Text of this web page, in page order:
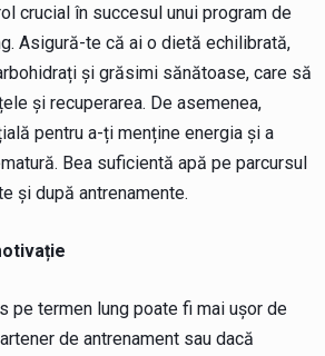
crucial în succesul unui program de
Asigură-te că ai o dietă echilibrată,
și grăsimi sănătoase, care să
și recuperarea. De asemenea,
pentru a-ți menține energia și a
Bea suficientă apă pe parcursul
și după antrenamente.
pe termen lung poate fi mai ușor de
de antrenament sau dacă